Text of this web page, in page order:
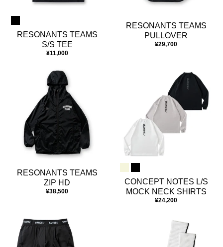
RESONANTS TEAMS
S/S TEE
¥11,000
RESONANTS TEAMS
PULLOVER
¥29,700
RESONANTS TEAMS
ZIP HD
¥38,500
CONCEPT NOTES L/S
MOCK NECK SHIRTS
¥24,200